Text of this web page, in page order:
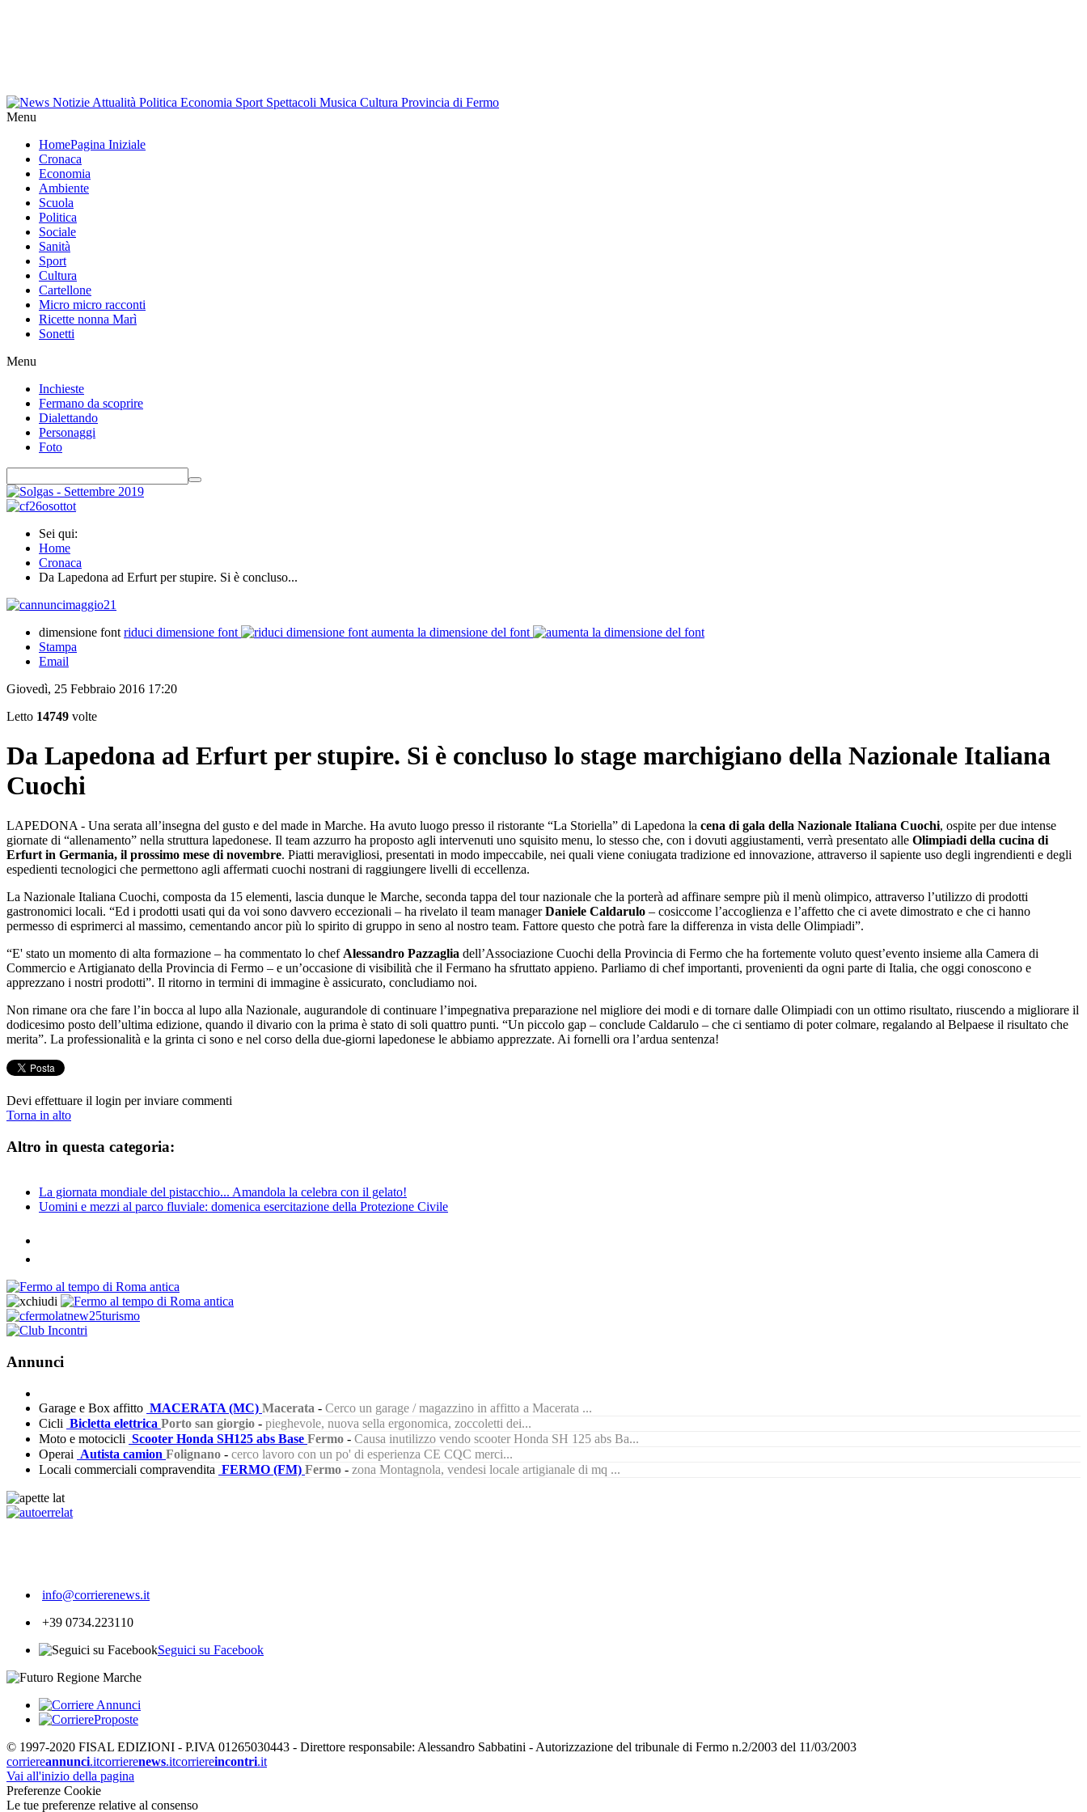
Menu
HomePagina Iniziale
Cronaca
Economia
Ambiente
Scuola
Politica
Sociale
Sanità
Sport
Cultura
Cartellone
Micro micro racconti
Ricette nonna Marì
Sonetti
Menu
Inchieste
Fermano da scoprire
Dialettando
Personaggi
Foto
Sei qui:
Home
Cronaca
Da Lapedona ad Erfurt per stupire. Si è concluso...
dimensione font riduci dimensione font
aumenta la dimensione del font
Stampa
Email
Giovedì, 25 Febbraio 2016 17:20
Letto 14749 volte
Da Lapedona ad Erfurt per stupire. Si è concluso lo stage marchigiano della Nazionale Italiana
Cuochi
LAPEDONA - Una serata all’insegna del gusto e del made in Marche. Ha avuto luogo presso il ristorante “La Storiella” di Lapedona la cena di gala della Nazionale Italiana Cuochi, ospite per due intense
giornate di “allenamento” nella struttura lapedonese. Il team azzurro ha proposto agli intervenuti uno squisito menu, lo stesso che, con i dovuti aggiustamenti, verrà presentato alle Olimpiadi della cucina di
Erfurt in Germania, il prossimo mese di novembre. Piatti meravigliosi, presentati in modo impeccabile, nei quali viene coniugata tradizione ed innovazione, attraverso il sapiente uso degli ingrendienti e degli
espedienti tecnologici che permettono agli affermati cuochi nostrani di raggiungere livelli di eccellenza.
La Nazionale Italiana Cuochi, composta da 15 elementi, lascia dunque le Marche, seconda tappa del tour nazionale che la porterà ad affinare sempre più il menù olimpico, attraverso l’utilizzo di prodotti
gastronomici locali. “Ed i prodotti usati qui da voi sono davvero eccezionali – ha rivelato il team managerDaniele Caldarulo – cosiccome l’accoglienza e l’affetto che ci avete dimostrato e che ci hanno
permesso di esprimerci al massimo, cementando ancor più lo spirito di gruppo in seno al nostro team. Fattore questo che potrà fare la differenza in vista delle Olimpiadi”.
“E' stato un momento di alta formazione – ha commentato lo chef Alessandro Pazzaglia dell’Associazione Cuochi della Provincia di Fermo che ha fortemente voluto quest’evento insieme alla Camera di
Commercio e Artigianato della Provincia di Fermo – e un’occasione di visibilità che il Fermano ha sfruttato appieno. Parliamo di chef importanti, provenienti da ogni parte di Italia, che oggi conoscono e
apprezzano i nostri prodotti”. Il ritorno in termini di immagine è assicurato, concludiamo noi.
Non rimane ora che fare l’in bocca al lupo alla Nazionale, augurandole di continuare l’impegnativa preparazione nel migliore dei modi e di tornare dalle Olimpiadi con un ottimo risultato, riuscendo a migliorare il
dodicesimo posto dell’ultima edizione, quando il divario con la prima è stato di soli quattro punti. “Un piccolo gap – conclude Caldarulo – che ci sentiamo di poter colmare, regalando al Belpaese il risultato che
merita”. La professionalità e la grinta ci sono e nel corso della due-giorni lapedonese le abbiamo apprezzate. Ai fornelli ora l’ardua sentenza!
Devi effettuare il login per inviare commenti
Torna in alto
Altro in questa categoria:
La giornata mondiale del pistacchio... Amandola la celebra con il gelato!
Uomini e mezzi al parco fluviale: domenica esercitazione della Protezione Civile
Annunci
Garage e Box affitto MACERATA (MC) Macerata - Cerco un garage / magazzino in affitto a Macerata ...
Cicli Bicletta elettrica Porto san giorgio - pieghevole, nuova sella ergonomica, zoccoletti dei...
Moto e motocicli Scooter Honda SH125 abs Base Fermo - Causa inutilizzo vendo scooter Honda SH 125 abs Ba...
Operai Autista camion Folignano - cerco lavoro con un po' di esperienza CE CQC merci...
Locali commerciali compravendita FERMO (FM) Fermo - zona Montagnola, vendesi locale artigianale di mq ...
info@corrierenews.it
+39 0734.223110
Seguici su Facebook
© 1997-2020 FISAL EDIZIONI - P.IVA 01265030443 - Direttore responsabile: Alessandro Sabbatini - Autorizzazione del tribunale di Fermo n.2/2003 del 11/03/2003
corriereannunci.itcorrierenews.itcorriereincontri.it
Vai all'inizio della pagina
Preferenze Cookie
Le tue preferenze relative al consenso